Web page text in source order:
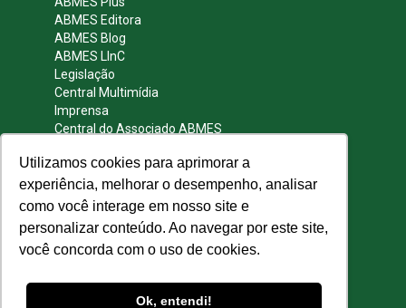
Utilizamos cookies para aprimorar a
experiência, melhorar o desempenho, analisar
como você interage em nosso site e
personalizar conteúdo. Ao navegar por este site,
você concorda com o uso de cookies.
Ok, entendi!
ABMES Editora
ABMES Blog
ABMES LInC
Legislação
Central Multimídia
Imprensa
Central do Associado ABMES
reservados.